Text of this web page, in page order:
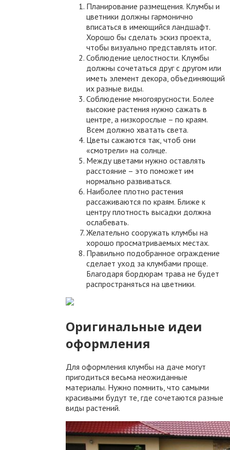
Планирование размещения. Клумбы и
цветники должны гармонично
вписаться в имеющийся ландшафт.
Хорошо бы сделать эскиз проекта,
чтобы визуально представлять итог.
Соблюдение целостности. Клумбы
должны сочетаться друг с другом или
иметь элемент декора, объединяющий
их разные виды.
Соблюдение многоярусности. Более
высокие растения нужно сажать в
центре, а низкорослые – по краям.
Всем должно хватать света.
Цветы сажаются так, чтоб они
«смотрели» на солнце.
Между цветами нужно оставлять
расстояние – это поможет им
нормально развиваться.
Наиболее плотно растения
рассаживаются по краям. Ближе к
центру плотность высадки должна
ослабевать.
Желательно сооружать клумбы на
хорошо просматриваемых местах.
Правильно подобранное ограждение
сделает уход за клумбами проще.
Благодаря бордюрам трава не будет
распространяться на цветники.
Оригинальные идеи
оформления
Для оформления клумбы на даче могут
пригодиться весьма неожиданные
материалы. Нужно помнить, что самыми
красивыми будут те, где сочетаются разные
виды растений.